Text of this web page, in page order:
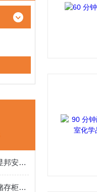
危化品存储怕着火？无锡昱邦安专业耐火安全柜，为危化品保驾护航
无锡昱邦安专业耐火安全储存柜，筑牢化学品防火生命线